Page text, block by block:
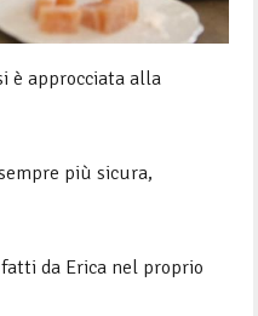
è approcciata alla
più sicura,
da Erica nel proprio